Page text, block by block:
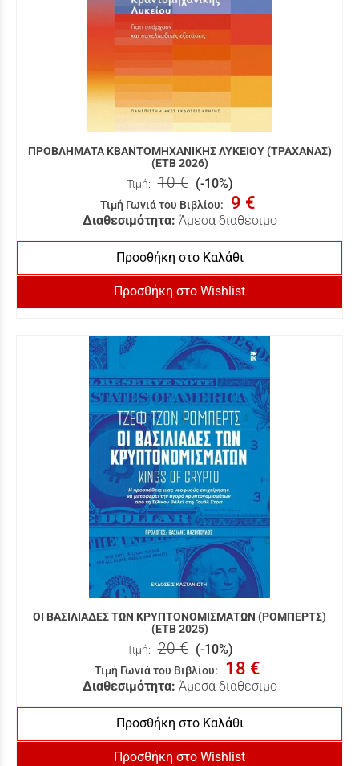
ΠΡΟΒΛΗΜΑΤΑ ΚΒΑΝΤΟΜΗΧΑΝΙΚΗΣ ΛΥΚΕΙΟΥ (ΤΡΑΧΑΝΑΣ)
(ΕΤΒ 2026)
Τιμή: 10 € (-10%)
Τιμή Γωνιά του Βιβλίου: 9 €
Διαθεσιμότητα: Άμεσα διαθέσιμο
Προσθήκη στο Καλάθι
Προσθήκη στο Wishlist
ΟΙ ΒΑΣΙΛΙΑΔΕΣ ΤΩΝ ΚΡΥΠΤΟΝΟΜΙΣΜΑΤΩΝ (ΡΟΜΠΕΡΤΣ)
(ΕΤΒ 2025)
Τιμή: 20 € (-10%)
Τιμή Γωνιά του Βιβλίου: 18 €
Διαθεσιμότητα: Άμεσα διαθέσιμο
Προσθήκη στο Καλάθι
Προσθήκη στο Wishlist